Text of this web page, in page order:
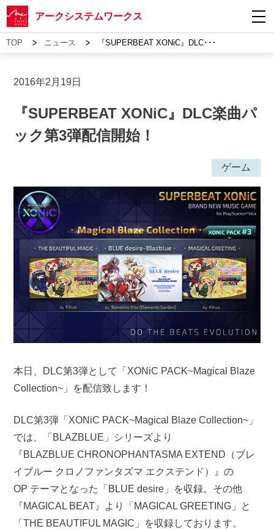
アークシステムワークス
TOP > ニュース > 『SUPERBEAT XONiC』DLC･･･
2016年2月19日
『SUPERBEAT XONiC』DLC楽曲パ
ック第3弾配信開始！
ゲーム
本日、DLC第3弾として「XONiC PACK~Magical Blaze
Collection~」を配信致します！
DLC第3弾「XONiC PACK~Magical Blaze Collection~」
では、「BLAZBLUE」シリーズより
『BLAZBLUE CHRONOPHANTASMA EXTEND（ブレ
イブルー クロノファンタズマ エクステンド）』の
OP テーマとなった「BLUE desire」を収録。その他
『MAGICAL BEAT』より「MAGICAL GREETING」と
「THE BEAUTIFUL MAGIC」を収録しております。